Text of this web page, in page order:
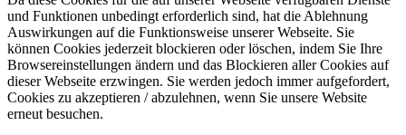
und Funktionen unbedingt erforderlich sind, hat die Ablehnung
Auswirkungen auf die Funktionsweise unserer Webseite. Sie
können Cookies jederzeit blockieren oder löschen, indem Sie Ihre
Browsereinstellungen ändern und das Blockieren aller Cookies auf
dieser Webseite erzwingen. Sie werden jedoch immer aufgefordert,
Cookies zu akzeptieren / abzulehnen, wenn Sie unsere Website
erneut besuchen.